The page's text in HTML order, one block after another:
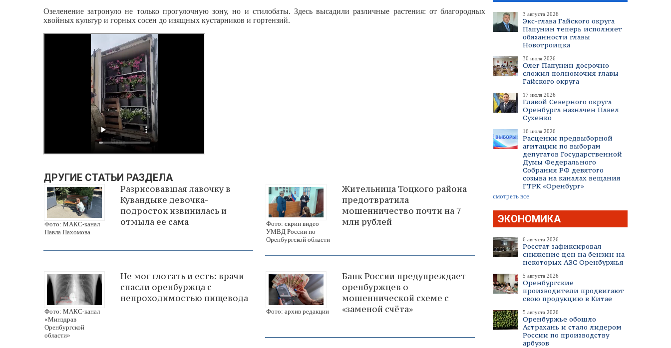
3 августа 2026
Экс-глава Гайского округа
Папунин теперь исполняет
обязанности главы
Новотроицка
30 июля 2026
Олег Папунин досрочно
сложил полномочия главы
Гайского округа
17 июля 2026
Главой Северного округа
Оренбурга назначен Павел
Сухенко
16 июля 2026
Расценки предвыборной
агитации по выборам
депутатов Государственной
Думы Федерального
Собрания РФ девятого
созыва на каналах вещания
ГТРК «Оренбург»
смотреть все
ЭКОНОМИКА
6 августа 2026
Росстат зафиксировал
снижение цен на бензин на
некоторых АЗС Оренбуржья
5 августа 2026
Оренбургские
производители продвигают
свою продукцию в Китае
5 августа 2026
Оренбуржье обошло
Астрахань и стало лидером
России по производству
арбузов
Озеленение затронуло не только прогулочную зону, но и стилобаты. Здесь высадили различные растения: от благородных
хвойных культур и горных сосен до изящных кустарников и гортензий.
ДРУГИЕ СТАТЬИ РАЗДЕЛА
Фото: МАКС-канал
Павла Пахомова
Разрисовавшая лавочку в
Кувандыке девочка-
подросток извинилась и
отмыла ее сама
Фото: скрин видео
УМВД России по
Оренбургской области
Жительница Тоцкого района
предотвратила
мошенничество почти на 7
млн рублей
Фото: МАКС-канал
«Минздрав
Оренбургской
области»
Не мог глотать и есть: врачи
спасли оренбуржца с
непроходимостью пищевода
Фото: архив редакции
Банк России предупреждает
оренбуржцев о
мошеннической схеме с
«заменой счёта»